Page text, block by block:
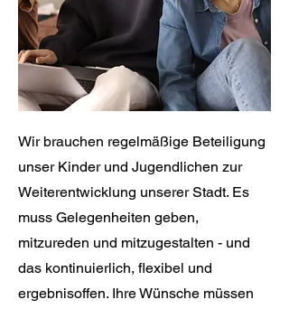
Wir brauchen regelmäßige Beteiligung
unser Kinder und Jugendlichen zur
Weiterentwicklung unserer Stadt. Es
muss Gelegenheiten geben,
mitzureden und mitzugestalten - und
das kontinuierlich, flexibel und
ergebnisoffen. Ihre Wünsche müssen